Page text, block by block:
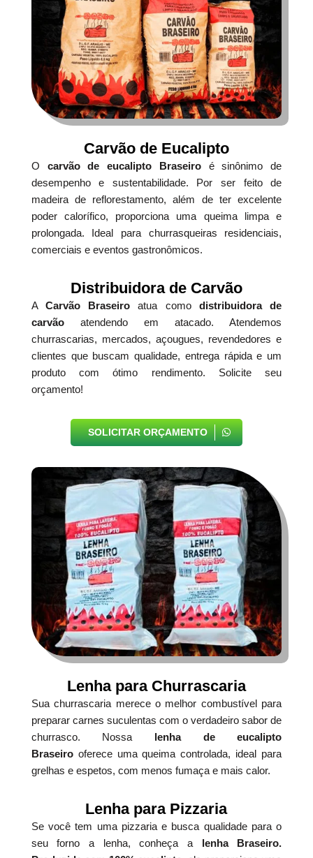
Carvão de Eucalipto
O carvão de eucalipto Braseiroé sinônimo de
desempenho e sustentabilidade. Por ser feito de
madeira de reflorestamento, além de ter excelente
poder calorífico, proporciona uma queima limpa e
prolongada. Ideal para churrasqueiras residenciais,
comerciais e eventos gastronômicos.
Distribuidora de Carvão
ACarvão Braseiro atua como distribuidora de
carvãoatendendo em atacado. Atendemos
churrascarias, mercados, açougues, revendedores e
clientes que buscam qualidade, entrega rápida e um
produto com ótimo rendimento. Solicite seu
orçamento!
SOLICITAR ORÇAMENTO
Lenha para Churrascaria
Sua churrascaria merece o melhor combustível para
preparar carnes suculentas com o verdadeiro sabor de
churrasco. Nossa lenha de eucalipto
Braseirooferece uma queima controlada, ideal para
grelhas e espetos, com menos fumaça e mais calor.
Lenha para Pizzaria
Se você tem uma pizzaria e busca qualidade para o
seu forno a lenha, conheça a lenha Braseiro.